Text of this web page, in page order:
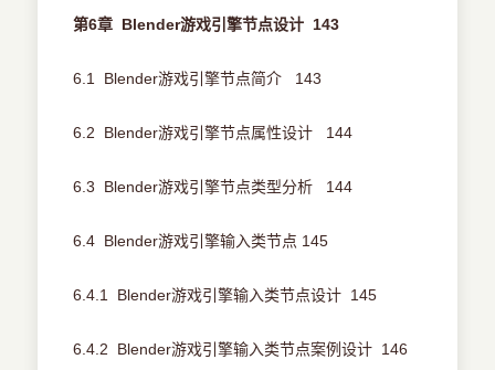
第6章 Blender游戏引擎节点设计 143
6.1 Blender游戏引擎节点简介 143
6.2 Blender游戏引擎节点属性设计 144
6.3 Blender游戏引擎节点类型分析 144
6.4 Blender游戏引擎输入类节点 145
6.4.1 Blender游戏引擎输入类节点设计 145
6.4.2 Blender游戏引擎输入类节点案例设计 146